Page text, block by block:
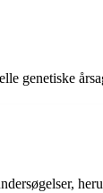
genetiske